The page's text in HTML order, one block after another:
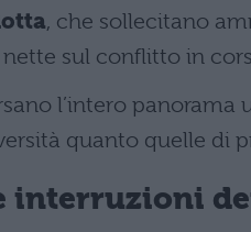
, che sollecitano
sul conflitto in
l’intero
quanto quelle di
interruzioni